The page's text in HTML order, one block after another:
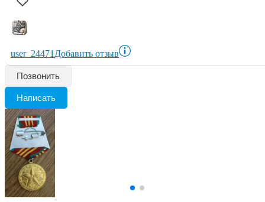
user_24471 Добавить отзыв
Позвонить
Написать